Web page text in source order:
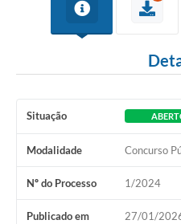
Situação
Modalidade Concurso
Nº do Processo 1/2024
Publicado em 27/01/